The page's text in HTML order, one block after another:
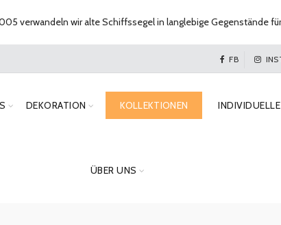
FB
DEKORATION KOLLEKTIONEN
ÜBER UNS
verwandeln wir alte Schiffssegel in langlebige Gegenstände